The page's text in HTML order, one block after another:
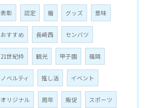
表彰 認定 楯 グッズ 意味
おすすめ 長崎西 センバツ
21世紀枠 観光 甲子園 福岡
ノベルティ 推し活 イベント
オリジナル 周年 販促 スポーツ